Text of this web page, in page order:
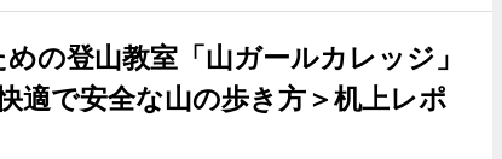
の登山教室「山ガールカレッジ」
適で安全な山の歩き方＞机上レポ